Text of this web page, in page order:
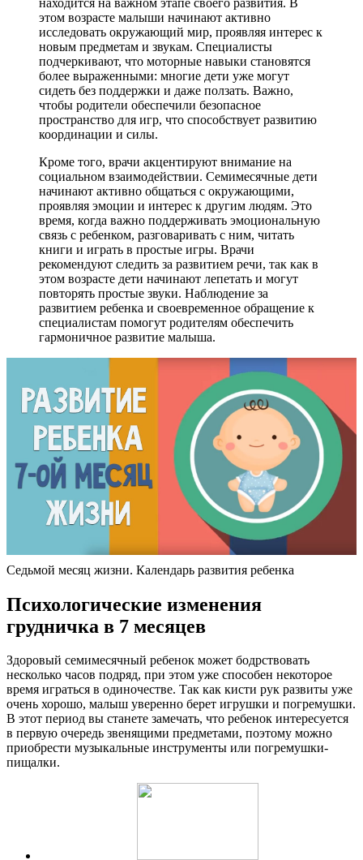
этом возрасте малыши начинают активно
исследовать окружающий мир, проявляя интерес к
новым предметам и звукам. Специалисты
подчеркивают, что моторные навыки становятся
более выраженными: многие дети уже могут
сидеть без поддержки и даже ползать. Важно,
чтобы родители обеспечили безопасное
пространство для игр, что способствует развитию
координации и силы.
Кроме того, врачи акцентируют внимание на
социальном взаимодействии. Семимесячные дети
начинают активно общаться с окружающими,
проявляя эмоции и интерес к другим людям. Это
время, когда важно поддерживать эмоциональную
связь с ребенком, разговаривать с ним, читать
книги и играть в простые игры. Врачи
рекомендуют следить за развитием речи, так как в
этом возрасте дети начинают лепетать и могут
повторять простые звуки. Наблюдение за
развитием ребенка и своевременное обращение к
специалистам помогут родителям обеспечить
гармоничное развитие малыша.
Седьмой месяц жизни. Календарь развития ребенка
Психологические изменения
грудничка в 7 месяцев
Здоровый семимесячный ребенок может бодрствовать
несколько часов подряд, при этом уже способен некоторое
время играться в одиночестве. Так как кисти рук развиты уже
очень хорошо, малыш уверенно берет игрушки и погремушки.
В этот период вы станете замечать, что ребенок интересуется
в первую очередь звенящими предметами, поэтому можно
приобрести музыкальные инструменты или погремушки-
пищалки.